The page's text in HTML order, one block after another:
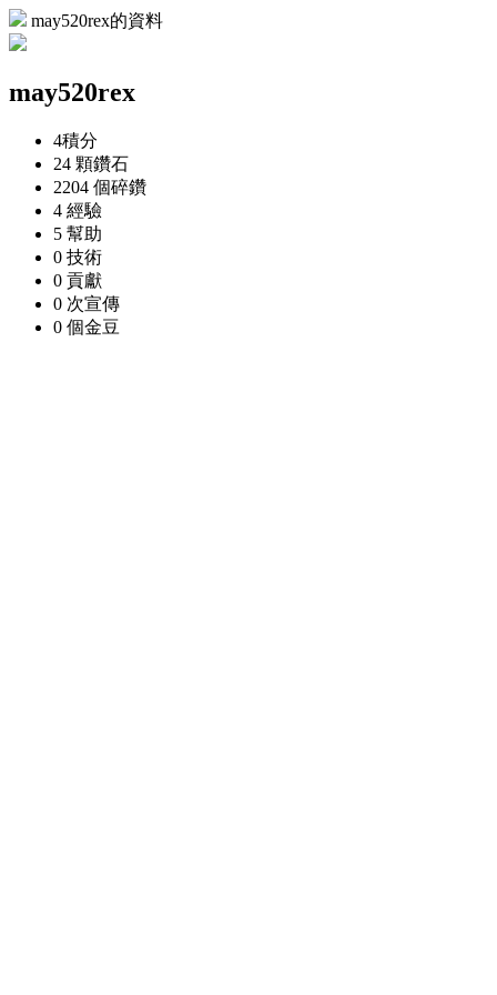
may520rex的資料
may520rex
4積分
24 顆鑽石
2204 個碎鑽
4 經驗
5 幫助
0 技術
0 貢獻
0 次宣傳
0 個金豆